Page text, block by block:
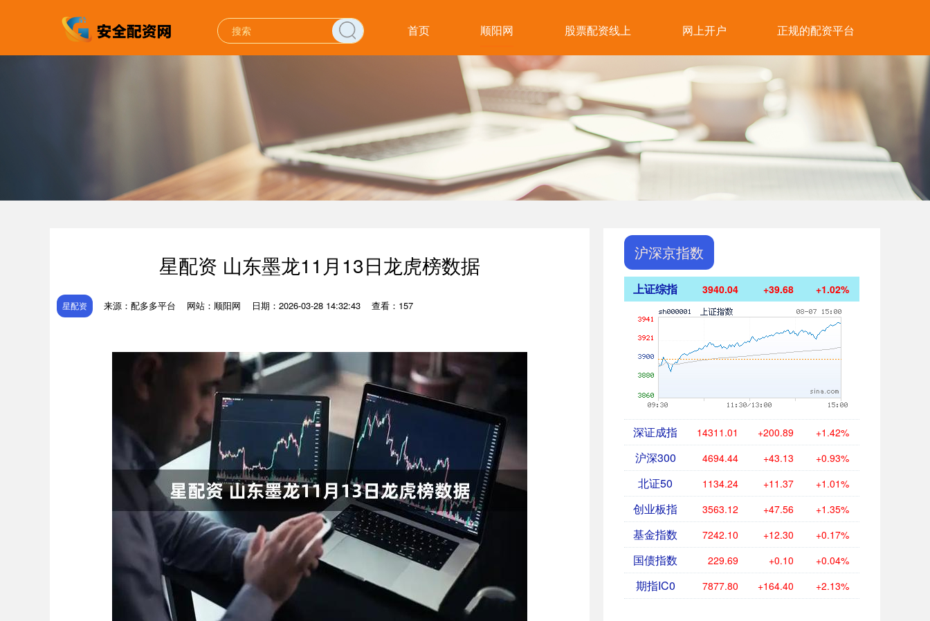
首页 顺阳网 股票配资线上 网上开户 正规的配资平台
星配资 山东墨龙11月13日龙虎榜数据
星配资 来源：配多多平台 网站：顺阳网 日期：2026-03-28 14:32:43 查看：157
沪深京指数
上证综指 3940.04 +39.68 +1.02%
深证成指 14311.01 +200.89 +1.42%
沪深300 4694.44 +43.13 +0.93%
北证50 1134.24 +11.37 +1.01%
创业板指 3563.12 +47.56 +1.35%
基金指数 7242.10 +12.30 +0.17%
国债指数 229.69 +0.10 +0.04%
期指IC0 7877.80 +164.40 +2.13%